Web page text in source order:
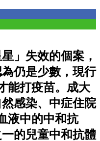
」失效的個案，
仍是少數，現行
能打疫苗。成大
感染、中症住院
液中的中和抗
的兒童中和抗體